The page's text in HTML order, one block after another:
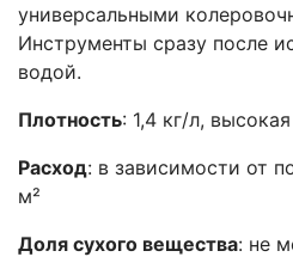
универсальными
Инструменты сразу после
водой.
Плотность: 1,4 кг/л,
Расход: в зависимости от
м²
Доля сухого вещества: не